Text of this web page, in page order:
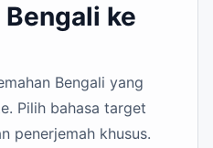
ke
Bengali yang
Pilih bahasa target
penerjemah khusus.